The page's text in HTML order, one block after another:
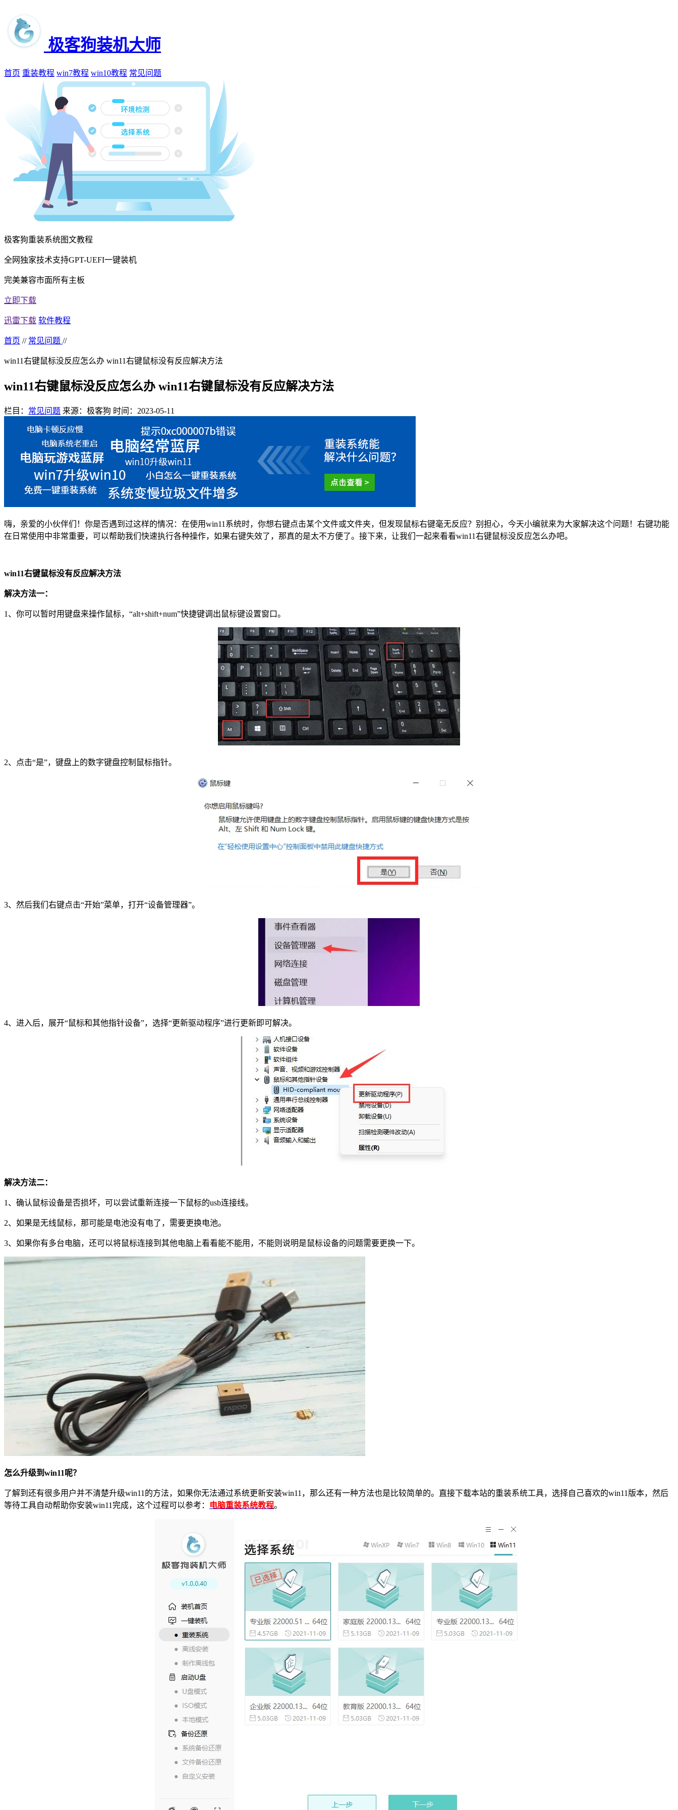
极客狗装机大师
首页 重装教程 win7教程 win10教程 常见问题
极客狗重装系统图文教程
全网独家技术支持GPT-UEFI一键装机
完美兼容市面所有主板
立即下载
迅雷下载 软件教程
首页 // 常见问题 //
win11右键鼠标没反应怎么办 win11右键鼠标没有反应解决方法
win11右键鼠标没反应怎么办 win11右键鼠标没有反应解决方法
栏目： 常见问题 来源：极客狗 时间：2023-05-11
嗨，亲爱的小伙伴们！你是否遇到过这样的情况：在使用win11 系统时，你想右键点击某个文件或文件夹，但发现鼠标右键毫无反应？别担心，今天小编就来为大家解决这个问题！右键功能
在日常使用中非常重要，可以帮助我们快速执行各种操作，如果右键失效了，那真的是太不方便了。接下来，让我们一起来看看win11右键鼠标没反应怎么办吧。
win11右键鼠标没有反应解决方法
解决方法一：
1 、你可以暂时用键盘来操作鼠标，“alt+shift+num”快捷键调出鼠标键设置窗口。
2、点击“是”，键盘上的数字键盘控制鼠标指针。
3、然后我们右键点击“开始”菜单，打开“设备管理器”。
4、进入后，展开“鼠标和其他指针设备”，选择“更新驱动程序”进行更新即可解决。
解决方法二：
1 、确认鼠标设备是否损坏，可以尝试重新连接一下鼠标的usb连接线。
2、如果是无线鼠标，那可能是电池没有电了，需要更换电池。
3、如果你有多台电脑，还可以将鼠标连接到其他电脑上看看能不能用，不能则说明是鼠标设备的问题需要更换一下。
怎么升级到 win11 呢？
了解到还有很多用户并不清楚升级win11 的方法，如果你无法通过系统更新安装win11 ，那么还有一种方法也是比较简单的。直接下载本站的重装系统工具，选择自己喜欢的win11 版本，然后
等待工具自动帮助你安装win11完成，这个过程可以参考： 电脑重装系统教程。